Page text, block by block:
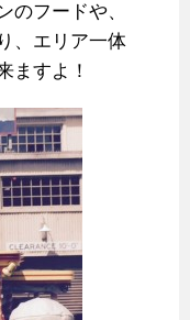
のフードや、
、エリア一体
ますよ！